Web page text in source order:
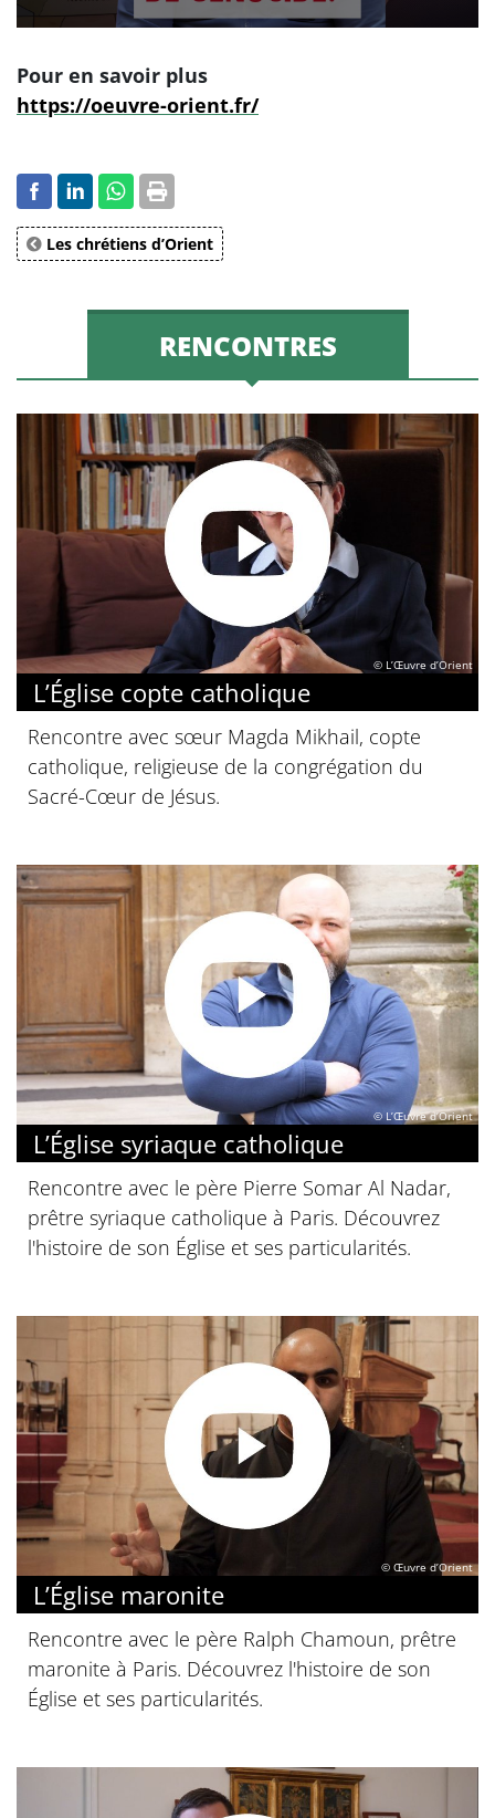
Pour en savoir plus
https://oeuvre-orient.fr/
Les chrétiens d’Orient
RENCONTRES
© L’Œuvre d’Orient
L’Église copte catholique
Rencontre avec sœur Magda Mikhail, copte
catholique, religieuse de la congrégation du
Sacré-Cœur de Jésus.
© L’Œuvre d’Orient
L’Église syriaque catholique
Rencontre avec le père Pierre Somar Al Nadar,
prêtre syriaque catholique à Paris. Découvrez
l'histoire de son Église et ses particularités.
© Œuvre d’Orient
L’Église maronite
Rencontre avec le père Ralph Chamoun, prêtre
maronite à Paris. Découvrez l'histoire de son
Église et ses particularités.